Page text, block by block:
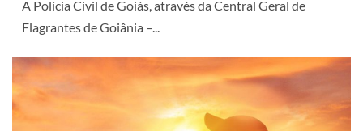
A Polícia Civil de Goiás, através da Central Geral de
Flagrantes de Goiânia –...